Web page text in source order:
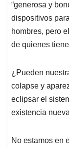
“generosa y
dispositivos
hombres, pero
de quienes
¿Pueden
colapse y
eclipsar el
existencia
No estamos en